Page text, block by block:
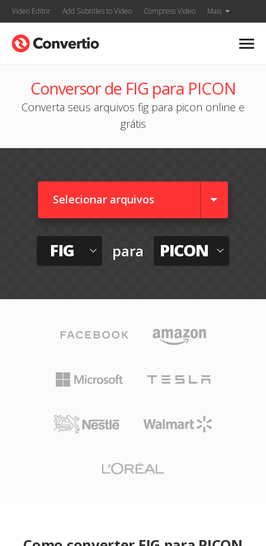
Video Editor Add Subtitles to Video Compress Video Mais
Conversor de FIG para PICON
Converta seus arquivos fig para picon online e
grátis
Selecionar arquivos
FIG para PICON